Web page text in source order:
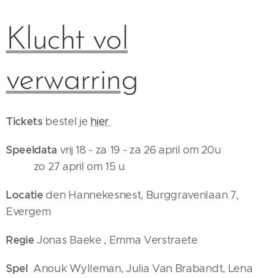
Klucht vol
verwarring
Tickets bestel je hier
Speeldata vrij 18 - za 19 - za 26 april om 20u
zo 27 april om 15 u
Locatie den Hannekesnest, Burggravenlaan 7,
Evergem
Regie Jonas Baeke , Emma Verstraete
SpelAnouk Wylleman, Julia Van Brabandt, Lena